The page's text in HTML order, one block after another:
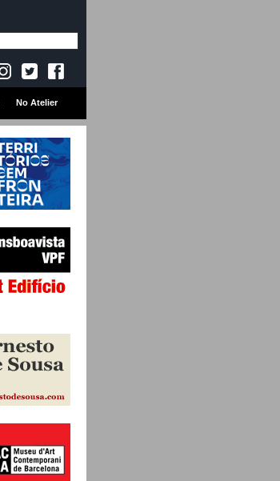
No Atelier